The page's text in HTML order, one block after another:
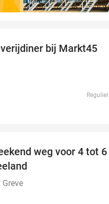
bij Markt45
Regulier
weg voor 4 tot 6